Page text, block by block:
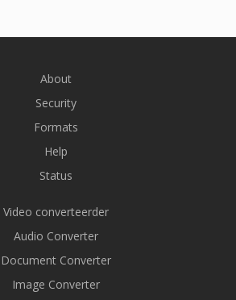
About
Security
Formats
Help
Status
Video converteerder
Audio Converter
Document Converter
Image Converter